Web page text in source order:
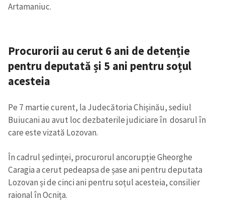
Artamaniuc.
Procurorii au cerut 6 ani de detenție
pentru deputată și 5 ani pentru soțul
acesteia
Pe 7 martie curent, la Judecătoria Chișinău, sediul
Buiucani au avut loc dezbaterile judiciare în dosarul în
care este vizată Lozovan.
În cadrul ședinței, procurorul ancorupție Gheorghe
Caragia a cerut pedeapsa de șase ani pentru deputata
Lozovan și de cinci ani pentru soțul acesteia, consilier
raional în Ocnița.